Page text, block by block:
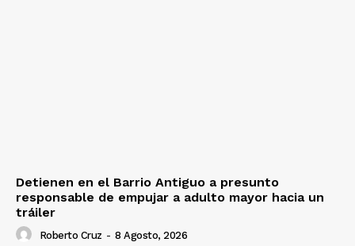
Detienen en el Barrio Antiguo a presunto
responsable de empujar a adulto mayor hacia un
tráiler
Roberto Cruz - 8 Agosto, 2026